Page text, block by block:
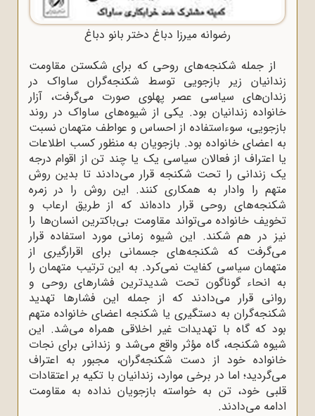
رضوانه میرزا دباغ دختر بانو دباغ
از جمله شکنجه‌های روحی که برای شکستن مقاومت
زندانیان زیر بازجویی توسط شکنجه‌گران ساواک در
زندان‌های سیاسی عصر پهلوی صورت می‌گرفت، آزار
خانواده زندانیان بود. یکی از شیوه‌های ساواک در روند
بازجویی، سوءاستفاده از احساس و عواطف متهمان نسبت
به اعضای خانواده بود. بازجویان به منظور کسب اطلاعات
یا اعتراف از فعالان سیاسی یک یا چند تن از اقوام درجه
یک زندانی را تحت شکنجه قرار می‌دادند تا بدین روش
متهم را وادار به همکاری کنند. این روش را در زمره
شکنجه‌های روحی قرار داده‌اند که از طریق ارعاب و
تخویف خانواده می‌تواند مقاومت بی‌باکترین انسان‌ها را
نیز در هم شکند. این شیوه زمانی مورد استفاده قرار
می‌گرفت که شکنجه‌های جسمانی برای اقرارگیری از
متهمان سیاسی کفایت نمی‌کرد. به این ترتیب متهمان را
به انحاء گوناگون تحت شدیدترین فشارهای روحی و
روانی قرار می‌دادند که از جمله این فشارها تهدید
شکنجه‌گران به دستگیری یا شکنجه اعضای خانواده متهم
بود که گاه با تهدیدات غیر اخلاقی همراه می‌شد. این
شیوه شکنجه، گاه مؤثر واقع می‌شد و زندانی برای نجات
خانواده خود از دست شکنجه‌گران، مجبور به اعتراف
می‌گردید؛ اما در برخی موارد، زندانیان با تکیه بر اعتقادات
قلبی خود، تن به خواسته بازجویان نداده به مقاومت
ادامه می‌دادند.